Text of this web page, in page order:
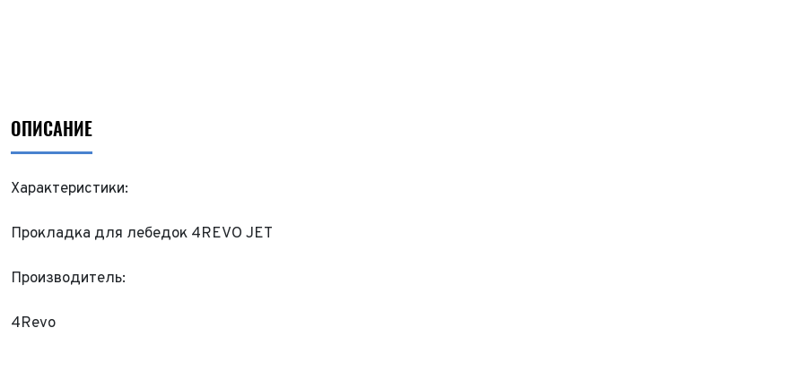
ОПИСАНИЕ
Характеристики:
Прокладка для лебедок 4REVO JET
Производитель:
4Revo